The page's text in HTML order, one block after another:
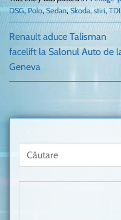
DSG,Polo,Sedan,Skoda,stiri, TDI
Renault aduce Talisman
facelift la Salonul Auto de
Geneva